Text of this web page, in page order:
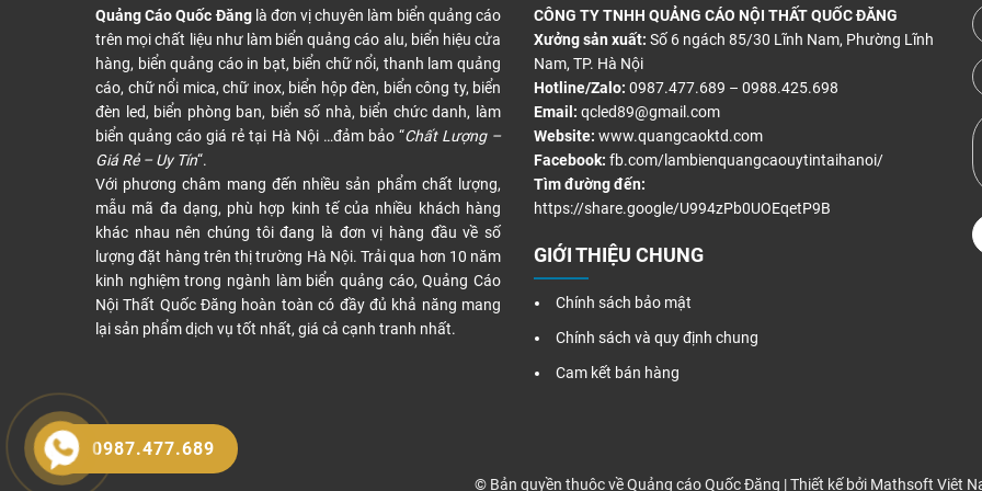
Quảng Cáo Quốc Đănglà đơn vị chuyên làm biển quảng cáo
trên mọi chất liệu như làm biển quảng cáo alu, biển hiệu cửa
hàng, biển quảng cáo in bạt, biển chữ nổi, thanh lam quảng
cáo, chữ nổi mica, chữ inox, biển hộp đèn, biển công ty, biển
đèn led, biển phòng ban, biển số nhà, biển chức danh, làm
biển quảng cáo giá rẻ tại Hà Nội …đảm bảo “Chất Lượng –
Giá Rẻ – Uy Tín“.
Với phương châm mang đến nhiều sản phẩm chất lượng,
mẫu mã đa dạng, phù hợp kinh tế của nhiều khách hàng
khác nhau nên chúng tôi đang là đơn vị hàng đầu về số
lượng đặt hàng trên thị trường Hà Nội. Trải qua hơn 10 năm
kinh nghiệm trong ngành làm biển quảng cáo, Quảng Cáo
Nội Thất Quốc Đăng hoàn toàn có đầy đủ khả năng mang
lại sản phẩm dịch vụ tốt nhất, giá cả cạnh tranh nhất.
CÔNG TY TNHH QUẢNG CÁO NỘI THẤT QUỐC ĐĂNG
Xưởng sản xuất: Số 6 ngách 85/30 Lĩnh Nam, Phường Lĩnh
Nam, TP. Hà Nội
Hotline/Zalo: 0987.477.689 – 0988.425.698
Email: qcled89@gmail.com
Website: www.quangcaoktd.com
Facebook: fb.com/lambienquangcaouytintaihanoi/
Tìm đường đến:
https://share.google/U994zPb0UOEqetP9B
GIỚI THIỆU CHUNG
Chính sách bảo mật
Chính sách và quy định chung
Cam kết bán hàng
© Bản quyền thuộc về Quảng cáo Quốc Đăng | Thiết kế bởi Mathsoft Việt
0987.477.689